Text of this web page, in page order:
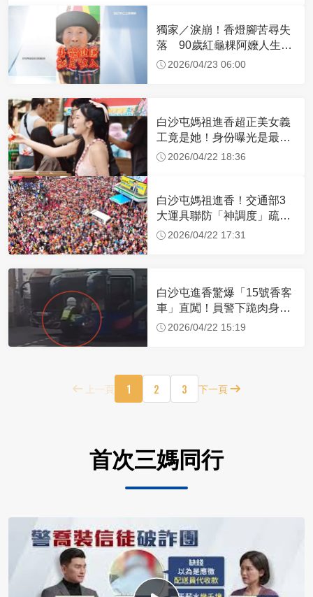
獨家／淚崩！香燈腳苦尋失
落 90歲紅龜粿阿嬤人生謝
幕2026/04/23 06:00
白沙屯媽祖進香超正美女義
工竟是她！身份曝光是最美
禮生 一輩子不結婚
2026/04/22 18:36
白沙屯媽祖進香！交通部3
大運具聯防「神調度」疏運
32.1萬創新高
2026/04/22 17:31
白沙屯進香驚爆「15號香客
車」直闖！員警下跪肉身擋
車：讓行人先過
2026/04/22 15:19
上一頁 1 2 3 下一頁
首次三媽同行